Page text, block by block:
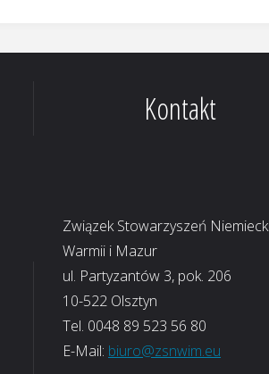
Kontakt
Związek Stowarzyszeń
Warmii i Mazur
ul. Partyzantów 3, pok. 206
10-522 Olsztyn
Tel. 0048 89 523 56 80
E-Mail: biuro@zsnwim.eu